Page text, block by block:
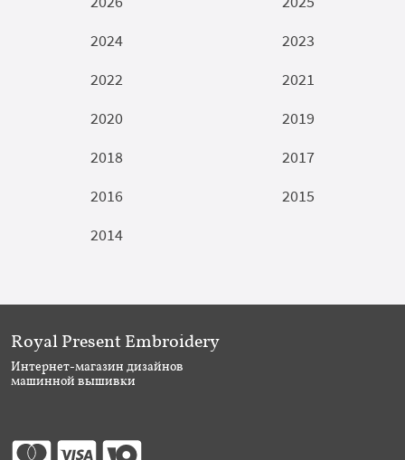
2024
2023
2022
2021
2020
2019
2018
2017
2016
2015
2014
Royal Present Embroidery
Интернет-магазин дизайнов
машинной вышивки